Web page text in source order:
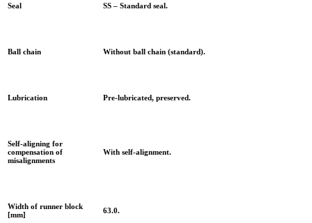
Seal SS – Standard seal.
Ball chain Without ball chain (standard).
Lubrication Pre-lubricated, preserved.
Self-aligning for
compensation of
misalignments
With self-alignment.
Width of runner block
[mm]
63.0.